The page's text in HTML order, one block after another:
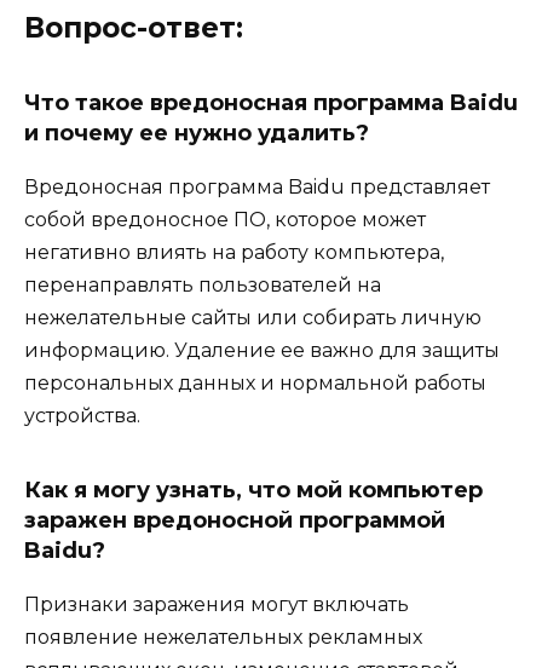
Вопрос-ответ:
Что такое вредоносная программа Baidu
и почему ее нужно удалить?
Вредоносная программа Baidu представляет
собой вредоносное ПО, которое может
негативно влиять на работу компьютера,
перенаправлять пользователей на
нежелательные сайты или собирать личную
информацию. Удаление ее важно для защиты
персональных данных и нормальной работы
устройства.
Как я могу узнать, что мой компьютер
заражен вредоносной программой
Baidu?
Признаки заражения могут включать
появление нежелательных рекламных